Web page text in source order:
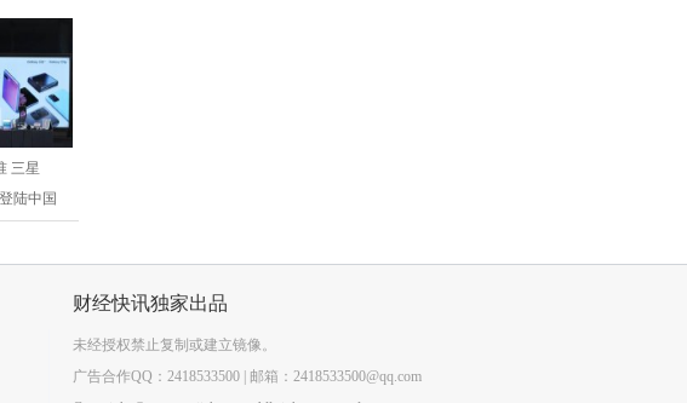
三星
陆中国
财经快讯独家出品
未经授权禁止复制或建立镜像。
广告合作QQ：2418533500 | 邮箱：2418533500@qq.com